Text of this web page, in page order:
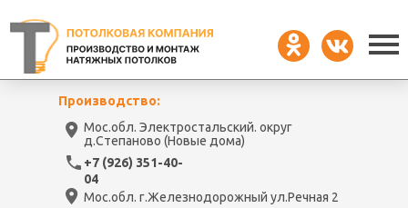
Мос.обл. Электростальский. округ
д.Степаново (Новые дома)
Мос.обл. г.Железнодорожный ул.Речная 2
Производство:
+7 (926) 351-40-
04